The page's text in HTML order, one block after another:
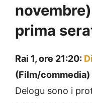
prima
Rai 1, ore 21:20:
(Film/commedia)
Delogu sono i